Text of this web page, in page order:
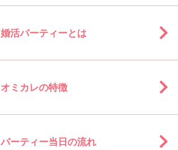
婚活パーティーとは
オミカレの特徴
パーティー当日の流れ